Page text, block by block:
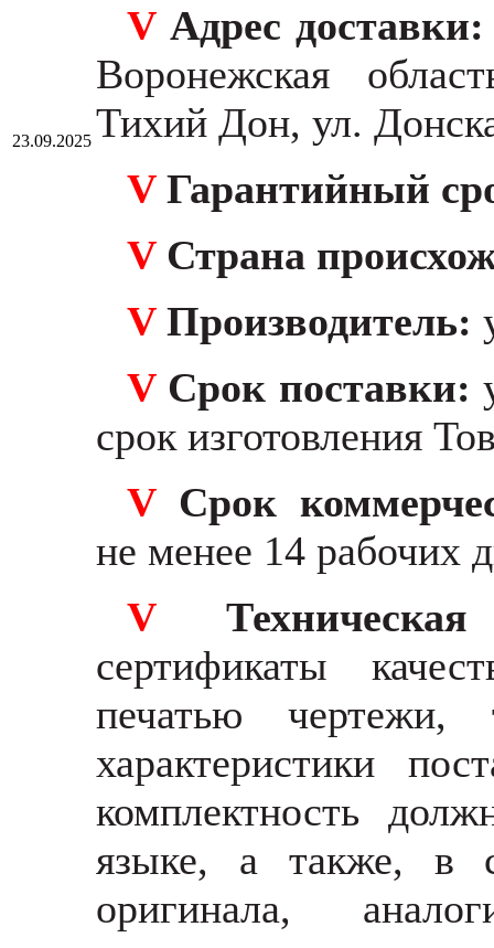
23.09.2025
V Адрес
Воронежская
Тихий Дон, ул.
V Гарантийный
V Страна
V Производитель:
V Срок поставки:
срок изготовления
V Срок
не менее 14 рабочих
V
сертификаты
печатью чертежи,
характеристики
комплектность
языке, а также, в
оригинала,